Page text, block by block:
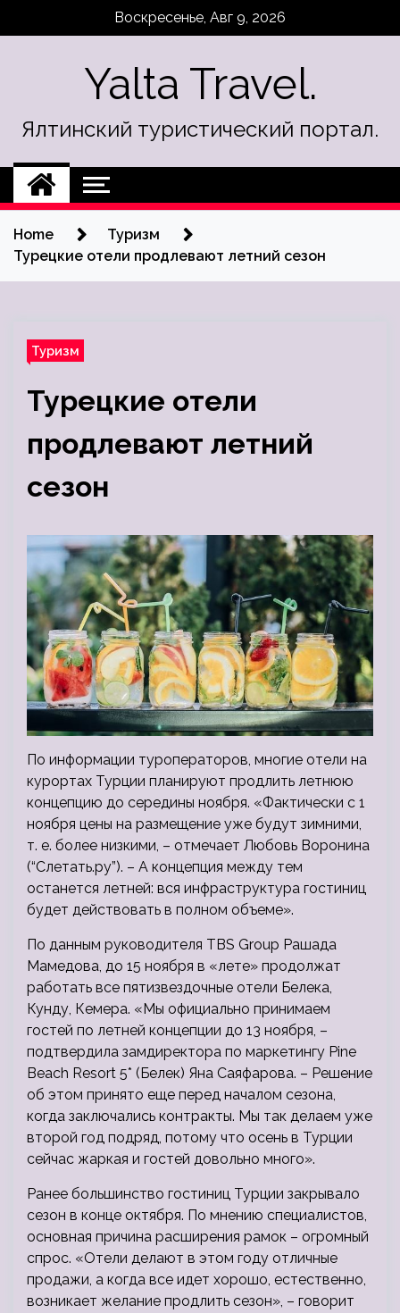
Воскресенье, Авг 9, 2026
Yalta Travel.
Ялтинский туристический портал.
Home
Туризм
Турецкие отели продлевают летний сезон
Туризм
Турецкие отели
продлевают летний
сезон
По информации туроператоров, многие отели на
курортах Турции планируют продлить летнюю
концепцию до середины ноября. «Фактически с 1
ноября цены на размещение уже будут зимними,
т. е. более низкими, – отмечает Любовь Воронина
(“Слетать.ру”). – А концепция между тем
останется летней: вся инфраструктура гостиниц
будет действовать в полном объеме».
По данным руководителя TBS Group Рашада
Мамедова, до 15 ноября в «лете» продолжат
работать все пятизвездочные отели Белека,
Кунду, Кемера. «Мы официально принимаем
гостей по летней концепции до 13 ноября, –
подтвердила замдиректора по маркетингу Pine
Beach Resort 5* (Белек) Яна Саяфарова. – Решение
об этом принято еще перед началом сезона,
когда заключались контракты. Мы так делаем уже
второй год подряд, потому что осень в Турции
сейчас жаркая и гостей довольно много».
Ранее большинство гостиниц Турции закрывало
сезон в конце октября. По мнению специалистов,
основная причина расширения рамок – огромный
спрос. «Отели делают в этом году отличные
продажи, а когда все идет хорошо, естественно,
возникает желание продлить сезон», – говорит